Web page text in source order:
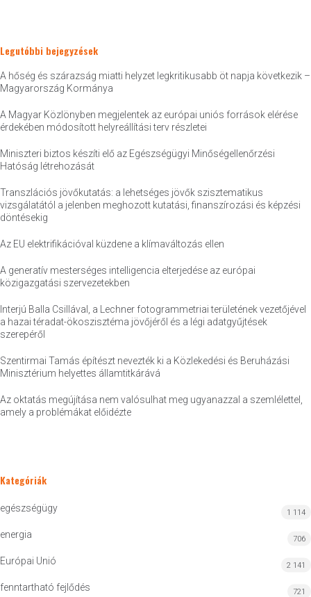
Legutóbbi bejegyzések
A hőség és szárazság miatti helyzet legkritikusabb öt napja következik –
Magyarország Kormánya
A Magyar Közlönyben megjelentek az európai uniós források elérése
érdekében módosított helyreállítási terv részletei
Miniszteri biztos készíti elő az Egészségügyi Minőségellenőrzési
Hatóság létrehozását
Transzlációs jövőkutatás: a lehetséges jövők szisztematikus
vizsgálatától a jelenben meghozott kutatási, finanszírozási és képzési
döntésekig
Az EU elektrifikációval küzdene a klímaváltozás ellen
A generatív mesterséges intelligencia elterjedése az európai
közigazgatási szervezetekben
Interjú Balla Csillával, a Lechner fotogrammetriai területének vezetőjével
a hazai téradat-ökoszisztéma jövőjéről és a légi adatgyűjtések
szerepéről
Szentirmai Tamás építészt nevezték ki a Közlekedési és Beruházási
Minisztérium helyettes államtitkárává
Az oktatás megújítása nem valósulhat meg ugyanazzal a szemlélettel,
amely a problémákat előidézte
Kategóriák
egészségügy 1 114
energia 706
Európai Unió 2 141
fenntartható fejlődés 721